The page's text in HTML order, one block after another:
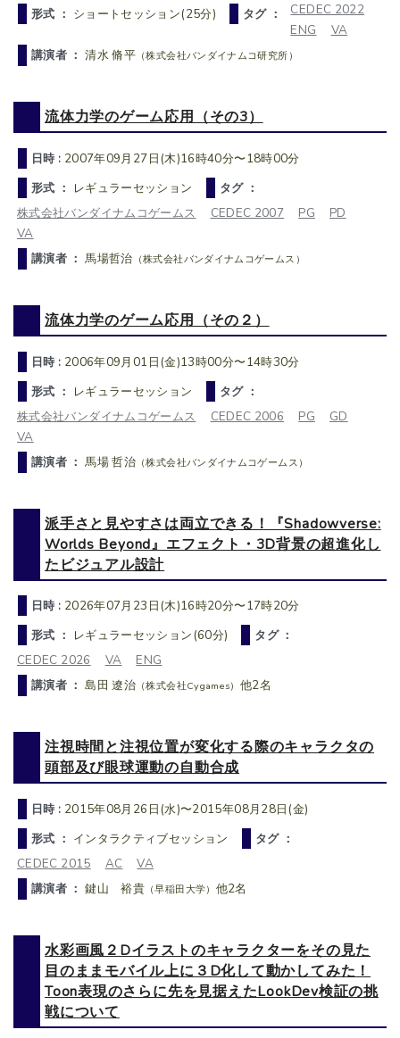
形式 ： ショートセッション(25分) タグ ：
CEDEC 2022
ENG
VA
講演者 ：清水 脩平 （株式会社バンダイナムコ研究所）
流体力学のゲーム応用（その3）
日時 : 2007年09月27日(木)16時40分〜18時00分
形式 ： レギュラーセッション
タグ ：
株式会社バンダイナムコゲームス
CEDEC 2007 PG
PD
VA
講演者 ：馬場哲治 （株式会社バンダイナムコゲームス）
流体力学のゲーム応用（その２）
日時 : 2006年09月01日(金)13時00分〜14時30分
形式 ： レギュラーセッション
タグ ：
株式会社バンダイナムコゲームス
CEDEC 2006 PG
GD
VA
講演者 ：馬場 哲治 （株式会社バンダイナムコゲームス）
派手さと見やすさは両立できる！『Shadowverse:
Worlds Beyond』エフェクト・3D背景の超進化し
たビジュアル設計
日時 : 2026年07月23日(木)16時20分〜17時20分
形式 ： レギュラーセッション(60分)
タグ ：
CEDEC 2026
VA
ENG
講演者 ：島田 遼治 （株式会社Cygames） 他2名
注視時間と注視位置が変化する際のキャラクタの
頭部及び眼球運動の自動合成
日時 : 2015年08月26日(水)〜2015年08月28日(金)
形式 ： インタラクティブセッション
タグ ：
CEDEC 2015
AC
VA
講演者 ：鍵山 裕貴 （早稲田大学） 他2名
水彩画風２Dイラストのキャラクターをその見た
目のままモバイル上に３D化して動かしてみた！
Toon表現のさらに先を見据えたLookDev検証の挑
戦について